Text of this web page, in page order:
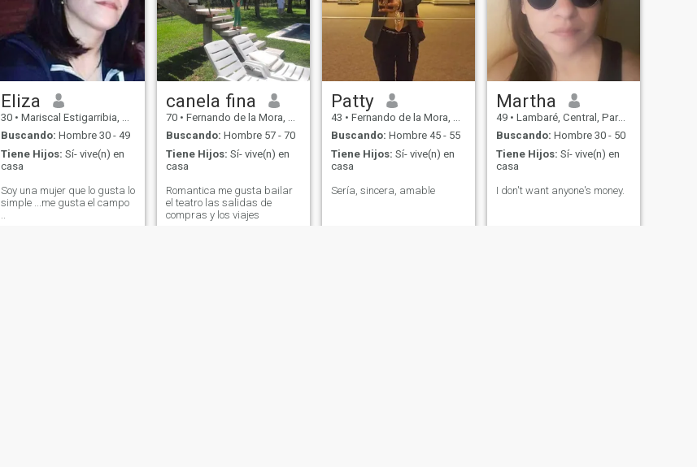
Eliza
30 • Mariscal Estigarribia, Boquerón, Paraguay
Buscando: Hombre 30 - 49
Tiene Hijos: Sí- vive(n) en
casa
Soy una mujer que lo gusta lo
simple ...me gusta el campo
canela fina
70 • Fernando de la Mora, Central, Paraguay
Buscando: Hombre 57 - 70
Tiene Hijos: Sí- vive(n) en
casa
Romantica me gusta bailar
el teatro las salidas de
compras y los viajes
Patty
43 • Fernando de la Mora, Central, Paraguay
Buscando: Hombre 45 - 55
Tiene Hijos: Sí- vive(n) en
casa
Sería, sincera, amable
Martha
49 • Lambaré, Central, Paraguay
Buscando: Hombre 30 - 50
Tiene Hijos: Sí- vive(n) en
casa
I don't want anyone's money.